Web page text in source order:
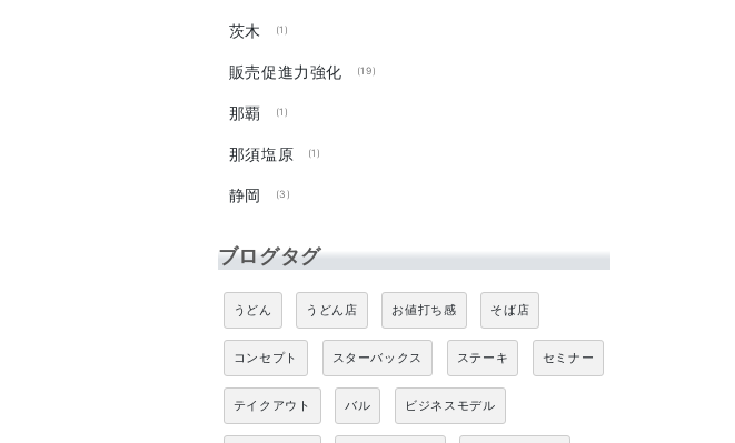
茨木 (1)
販売促進力強化 (19)
那覇 (1)
那須塩原 (1)
静岡 (3)
ブログタグ
うどん うどん店 お値打ち感 そば店
コンセプト スターバックス ステーキ セミナー
テイクアウト バル ビジネスモデル